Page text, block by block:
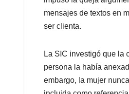
mensajes de textos en
ser clienta.
La SIC investigó que la
persona la había
embargo, la mujer